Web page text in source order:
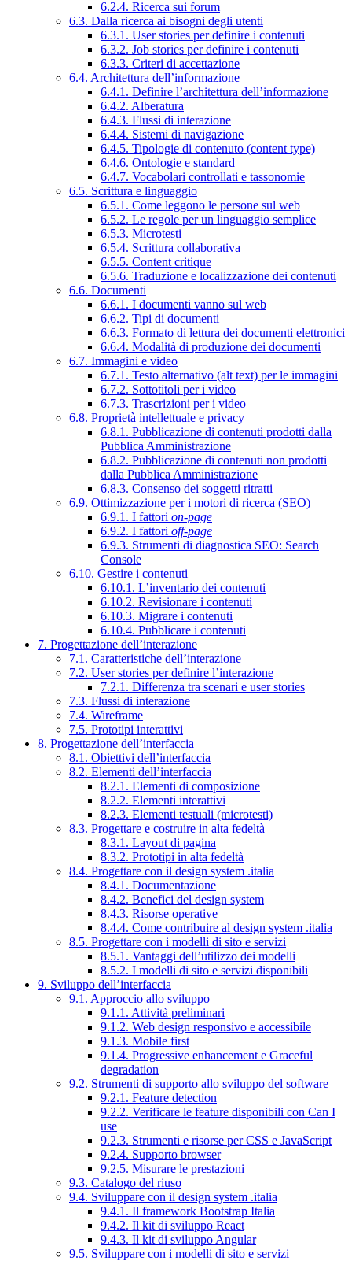
6.2.4. Ricerca sui forum
6.3. Dalla ricerca ai bisogni degli utenti
6.3.1. User stories per definire i contenuti
6.3.2. Job stories per definire i contenuti
6.3.3. Criteri di accettazione
6.4. Architettura dell’informazione
6.4.1. Definire l’architettura dell’informazione
6.4.2. Alberatura
6.4.3. Flussi di interazione
6.4.4. Sistemi di navigazione
6.4.5. Tipologie di contenuto (content type)
6.4.6. Ontologie e standard
6.4.7. Vocabolari controllati e tassonomie
6.5. Scrittura e linguaggio
6.5.1. Come leggono le persone sul web
6.5.2. Le regole per un linguaggio semplice
6.5.3. Microtesti
6.5.4. Scrittura collaborativa
6.5.5. Content critique
6.5.6. Traduzione e localizzazione dei contenuti
6.6. Documenti
6.6.1. I documenti vanno sul web
6.6.2. Tipi di documenti
6.6.3. Formato di lettura dei documenti elettronici
6.6.4. Modalità di produzione dei documenti
6.7. Immagini e video
6.7.1. Testo alternativo (alt text) per le immagini
6.7.2. Sottotitoli per i video
6.7.3. Trascrizioni per i video
6.8. Proprietà intellettuale e privacy
6.8.1. Pubblicazione di contenuti prodotti dalla
Pubblica Amministrazione
6.8.2. Pubblicazione di contenuti non prodotti
dalla Pubblica Amministrazione
6.8.3. Consenso dei soggetti ritratti
6.9. Ottimizzazione per i motori di ricerca (SEO)
6.9.1. I fattori on-page
6.9.2. I fattori off-page
6.9.3. Strumenti di diagnostica SEO: Search
Console
6.10. Gestire i contenuti
6.10.1. L’inventario dei contenuti
6.10.2. Revisionare i contenuti
6.10.3. Migrare i contenuti
6.10.4. Pubblicare i contenuti
7. Progettazione dell’interazione
7.1. Caratteristiche dell’interazione
7.2. User stories per definire l’interazione
7.2.1. Differenza tra scenari e user stories
7.3. Flussi di interazione
7.4. Wireframe
7.5. Prototipi interattivi
8. Progettazione dell’interfaccia
8.1. Obiettivi dell’interfaccia
8.2. Elementi dell’interfaccia
8.2.1. Elementi di composizione
8.2.2. Elementi interattivi
8.2.3. Elementi testuali (microtesti)
8.3. Progettare e costruire in alta fedeltà
8.3.1. Layout di pagina
8.3.2. Prototipi in alta fedeltà
8.4. Progettare con il design system .italia
8.4.1. Documentazione
8.4.2. Benefici del design system
8.4.3. Risorse operative
8.4.4. Come contribuire al design system .italia
8.5. Progettare con i modelli di sito e servizi
8.5.1. Vantaggi dell’utilizzo dei modelli
8.5.2. I modelli di sito e servizi disponibili
9. Sviluppo dell’interfaccia
9.1. Approccio allo sviluppo
9.1.1. Attività preliminari
9.1.2. Web design responsivo e accessibile
9.1.3. Mobile first
9.1.4. Progressive enhancement e Graceful
degradation
9.2. Strumenti di supporto allo sviluppo del software
9.2.1. Feature detection
9.2.2. Verificare le feature disponibili con Can I
use
9.2.3. Strumenti e risorse per CSS e JavaScript
9.2.4. Supporto browser
9.2.5. Misurare le prestazioni
9.3. Catalogo del riuso
9.4. Sviluppare con il design system .italia
9.4.1. Il framework Bootstrap Italia
9.4.2. Il kit di sviluppo React
9.4.3. Il kit di sviluppo Angular
9.5. Sviluppare con i modelli di sito e servizi